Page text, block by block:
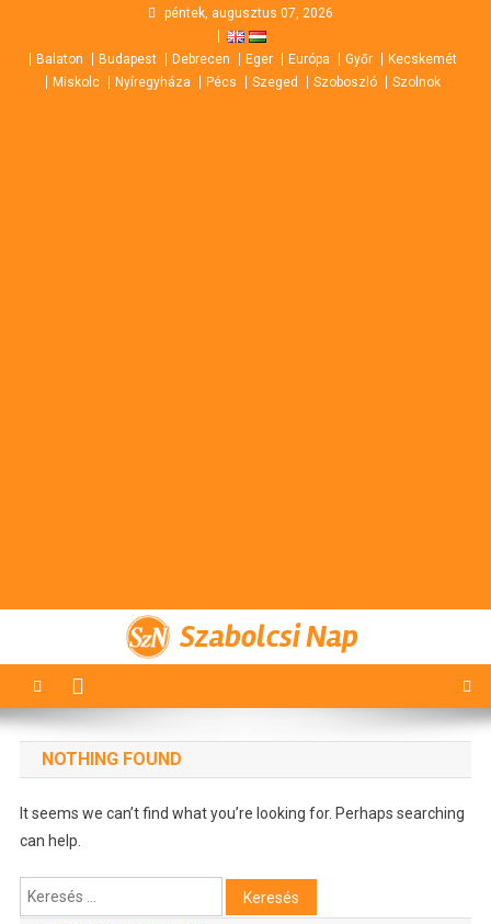
content
péntek, augusztus 07, 2026
Balaton Budapest Debrecen Eger Európa Győr
Kecskemét
Miskolc
Nyíregyháza Pécs Szeged Szoboszló Szolnok
Szabolcsi Nap
NOTHING FOUND
It seems we can’t find what you’re looking for. Perhaps searching
can help.
Keresés: